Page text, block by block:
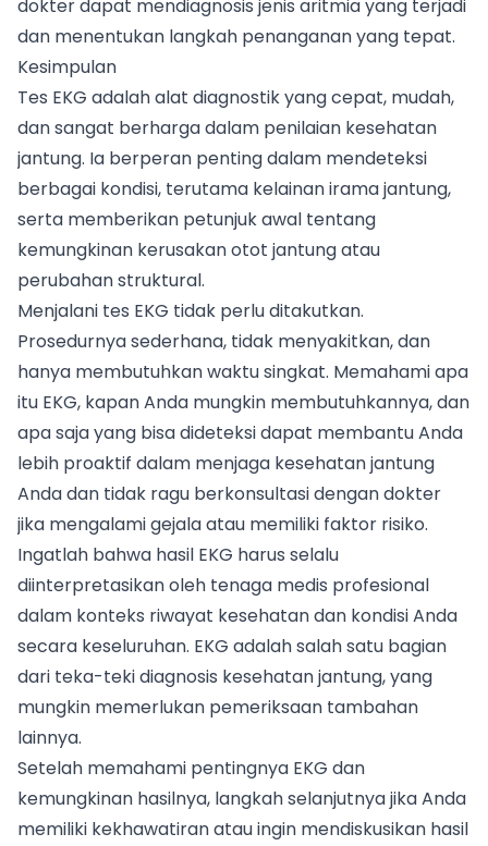
dokter dapat mendiagnosis jenis aritmia yang terjadi
dan menentukan langkah penanganan yang tepat.
Kesimpulan
Tes EKG adalah alat diagnostik yang cepat, mudah,
dan sangat berharga dalam penilaian kesehatan
jantung. Ia berperan penting dalam mendeteksi
berbagai kondisi, terutama kelainan irama jantung,
serta memberikan petunjuk awal tentang
kemungkinan kerusakan otot jantung atau
perubahan struktural.
Menjalani tes EKG tidak perlu ditakutkan.
Prosedurnya sederhana, tidak menyakitkan, dan
hanya membutuhkan waktu singkat. Memahami apa
itu EKG, kapan Anda mungkin membutuhkannya, dan
apa saja yang bisa dideteksi dapat membantu Anda
lebih proaktif dalam menjaga kesehatan jantung
Anda dan tidak ragu berkonsultasi dengan dokter
jika mengalami gejala atau memiliki faktor risiko.
Ingatlah bahwa hasil EKG harus selalu
diinterpretasikan oleh tenaga medis profesional
dalam konteks riwayat kesehatan dan kondisi Anda
secara keseluruhan. EKG adalah salah satu bagian
dari teka-teki diagnosis kesehatan jantung, yang
mungkin memerlukan pemeriksaan tambahan
lainnya.
Setelah memahami pentingnya EKG dan
kemungkinan hasilnya, langkah selanjutnya jika Anda
memiliki kekhawatiran atau ingin mendiskusikan hasil